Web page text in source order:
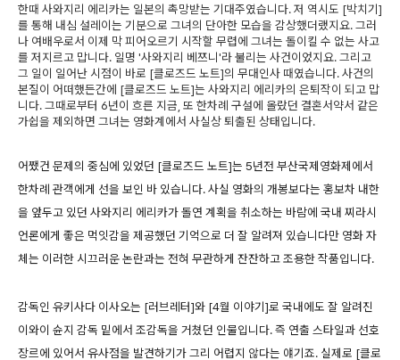
한때 사와지리 에리카는 일본의 촉망받는 기대주였습니다. 저 역시도 [박치기]
를 통해 내심 설레이는 기분으로 그녀의 단아한 모습을 감상했더랬지요. 그러
나 여배우로서 이제 막 피어오르기 시작할 무렵에 그녀는 돌이킬 수 없는 사고
를 저지르고 맙니다. 일명 '사와지리 베쯔니'라 불리는 사건이었지요. 그리고
그 일이 일어난 시점이 바로 [클로즈드 노트]의 무대인사 때였습니다. 사건의
본질이 어떠했든간에 [클로즈드 노트]는 사와지리 에리카의 은퇴작이 되고 맙
니다. 그때로부터 6년이 흐른 지금, 또 한차례 구설에 올랐던 결혼서약서 같은
가쉽을 제외하면 그녀는 영화계에서 사실상 퇴출된 상태입니다.
어쨌건 문제의 중심에 있었던 [클로즈드 노트]는 5년전 부산국제영화제에서
한차례 관객에게 선을 보인 바 있습니다. 사실 영화의 개봉보다는 홍보차 내한
을 앞두고 있던 사와지리 에리카가 돌연 계획을 취소하는 바람에 국내 찌라시
언론에게 좋은 먹잇감을 제공했던 기억으로 더 잘 알려져 있습니다만 영화 자
체는 이러한 시끄러운 논란과는 전혀 무관하게 잔잔하고 조용한 작품입니다.
감독인 유키사다 이사오는 [러브레터]와 [4월 이야기]로 국내에도 잘 알려진
이와이 슌지 감독 밑에서 조감독을 거쳤던 인물입니다. 즉 연출 스타일과 선호
장르에 있어서 유사점을 발견하기가 그리 어렵지 않다는 얘기죠. 실제로 [클로